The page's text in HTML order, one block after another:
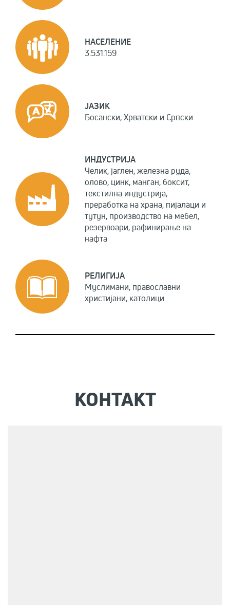
НАСЕЛЕНИЕ
3.531.159
ЈАЗИК
Босански, Хрватски и Српски
ИНДУСТРИЈА
Челик, јаглен, железна руда,
олово, цинк, манган, боксит,
текстилна индустрија,
преработка на храна, пијалаци и
тутун, производство на мебел,
резервоари, рафинирање на
нафта
РЕЛИГИЈА
Муслимани, православни
христијани, католици
КОНТАКТ